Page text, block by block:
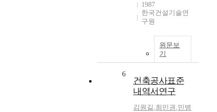
1987
한국건설기술연
구원
원문보
기
6
건축공사표준
내역서연구
김원길 ,최민권 ,민병